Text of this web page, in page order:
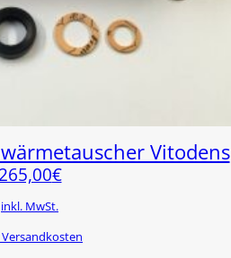
Vitodens
265,00€
inkl. MwSt.
Versandkosten